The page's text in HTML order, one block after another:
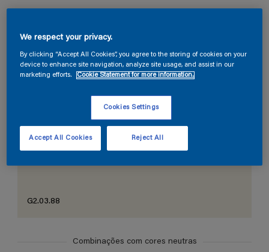
Seção de cores
G2.03.88
Combinações com cores neutras
We respect your privacy.
By clicking “Accept All Cookies”, you agree to the storing of cookies on your
device to enhance site navigation, analyze site usage, and assist in our
marketing efforts.
Cookie Statement for more information.
Cookies Settings
Reject All
Accept All Cookies